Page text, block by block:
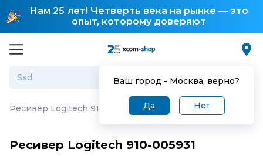
Нам 25 лет! Четверть века на рынке — это
опыт, которому доверяют
Ваш город - Москва, верно?
Да Нет
Ресивер Logitech 910-005931
Ресивер Logitech 910-005931